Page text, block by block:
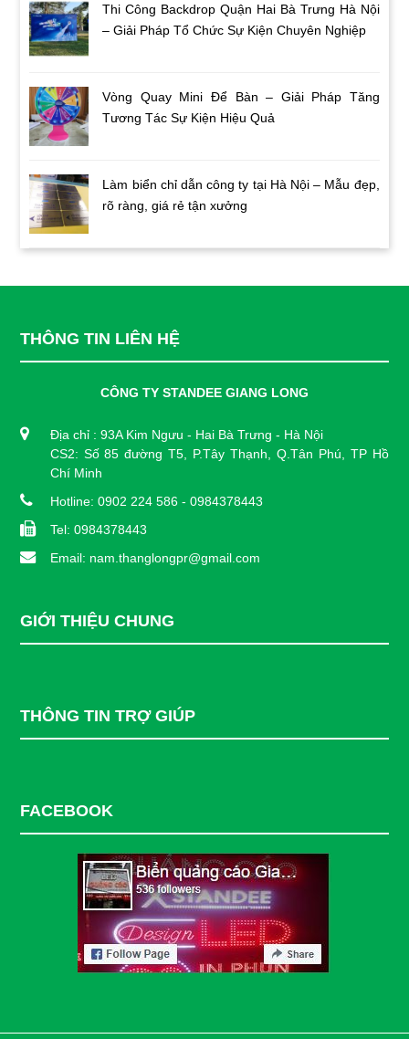
Thi Công Backdrop Quận Hai Bà Trưng Hà Nội
– Giải Pháp Tổ Chức Sự Kiện Chuyên Nghiệp
Vòng Quay Mini Để Bàn – Giải Pháp Tăng
Tương Tác Sự Kiện Hiệu Quả
Làm biển chỉ dẫn công ty tại Hà Nội – Mẫu đẹp,
rõ ràng, giá rẻ tận xưởng
THÔNG TIN LIÊN HỆ
CÔNG TY STANDEE GIANG LONG
Địa chỉ : 93A Kim Ngưu - Hai Bà Trưng - Hà Nội
CS2: Số 85 đường T5, P.Tây Thạnh, Q.Tân Phú, TP Hồ
Chí Minh
Hotline: 0902 224 586 - 0984378443
Tel: 0984378443
Email: nam.thanglongpr@gmail.com
GIỚI THIỆU CHUNG
THÔNG TIN TRỢ GIÚP
FACEBOOK